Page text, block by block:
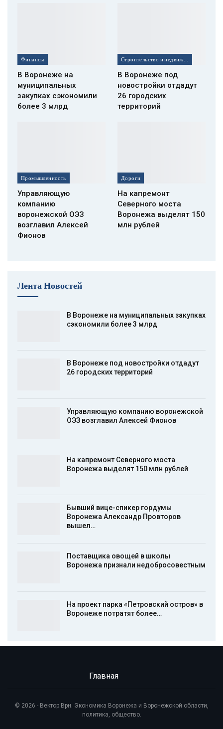
Финансы
В Воронеже на
муниципальных
закупках сэкономили
более 3 млрд
В Воронеже под
новостройки отдадут
26 городских
территорий
Промышленность
Управляющую
компанию
воронежской ОЭЗ
возглавил Алексей
Фионов
Дороги
На капремонт
Северного моста
Воронежа выделят 150
млн рублей
Лента Новостей
В Воронеже на муниципальных закупках
сэкономили более 3 млрд
В Воронеже под новостройки отдадут
26 городских территорий
Управляющую компанию воронежской
ОЭЗ возглавил Алексей Фионов
На капремонт Северного моста
Воронежа выделят 150 млн рублей
Бывший вице-спикер гордумы
Воронежа Александр Провторов
вышел…
Поставщика овощей в школы
Воронежа признали недобросовестным
На проект парка «Петровский остров» в
Воронеже потратят более…
Главная
© 2026 - Вектор.Врн. Экономика Воронежа и Воронежской области,
политика, общество.